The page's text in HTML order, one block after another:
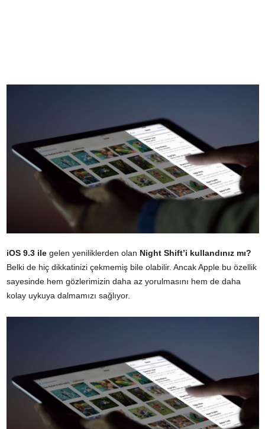
iOS 9.3 ile gelen yeniliklerden olan Night Shift’i kullandınız mı?
Belki de hiç dikkatinizi çekmemiş bile olabilir. Ancak Apple bu özellik
sayesinde hem gözlerimizin daha az yorulmasını hem de daha
kolay uykuya dalmamızı sağlıyor.